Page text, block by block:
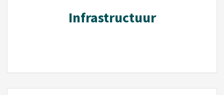
Infrastructuur